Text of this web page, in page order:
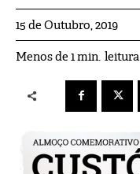
15 de Outubro, 2019
Menos de 1min. leitura